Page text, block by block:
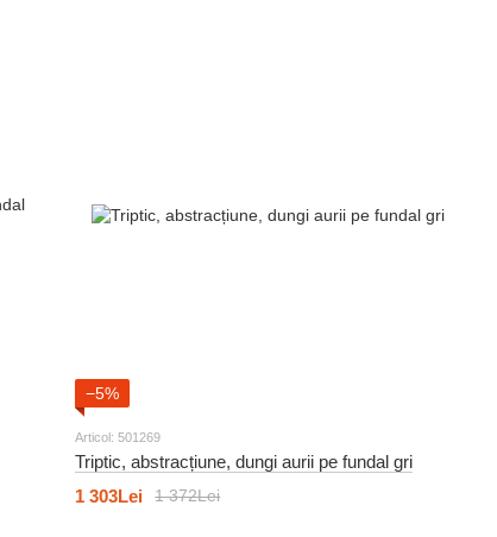
−5%
Articol: 501269
Triptic, abstracțiune, dungi aurii pe fundal gri
1 372Lei
1 303Lei